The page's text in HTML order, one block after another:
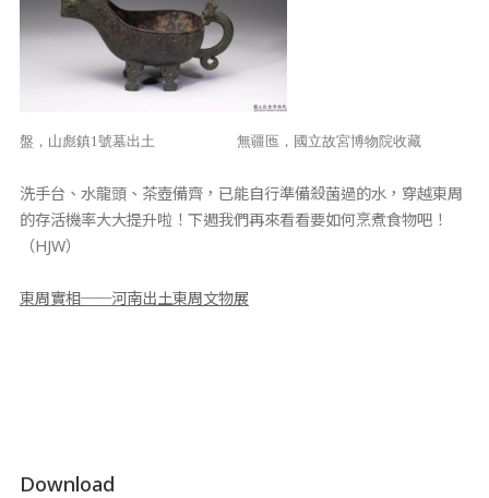
盤，山彪鎮1號墓出土 無疆匜，國立故宮博物院收藏
洗手台、水龍頭、茶壺備齊，已能自行準備殺菌過的水，穿越東周
的存活機率大大提升啦！下週我們再來看看要如何烹煮食物吧！
（HJW）
東周實相──河南出土東周文物展
Download